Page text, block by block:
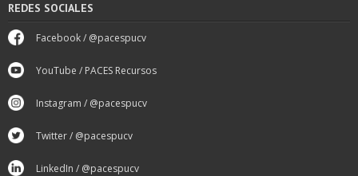
REDES SOCIALES
Facebook / @pacespucv
YouTube / PACES Recursos
Instagram / @pacespucv
Twitter / @pacespucv
LinkedIn / @pacespucv